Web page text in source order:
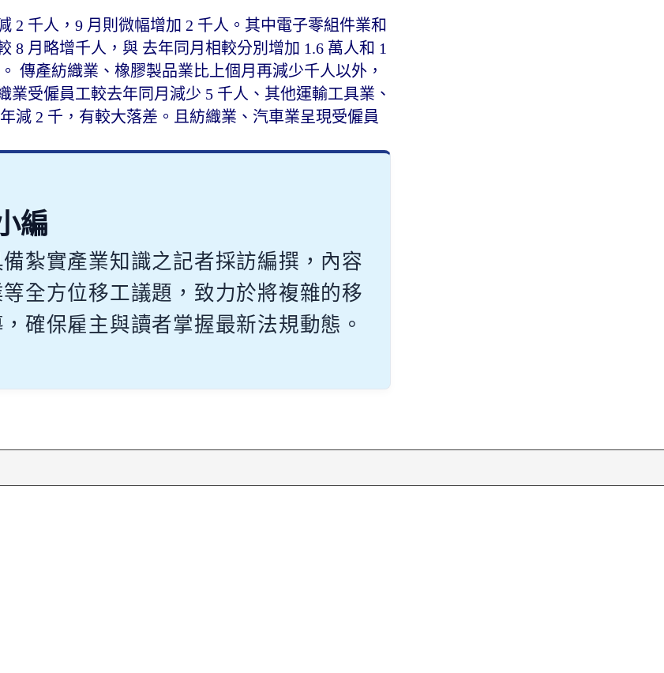
2 千人，9 月則微幅增加 2 千人。其中電子零組件業和
8 月略增千人，與 去年同月相較分別增加 1.6 萬人和 1
傳產紡織業、橡膠製品業比上個月再減少千人以外，
受僱員工較去年同月減少 5 千人、其他運輸工具業、
減 2 千，有較大落差。且紡織業、汽車業呈現受僱員
編
紮實產業知識之記者採訪編撰，內容
全方位移工議題，致力於將複雜的移
確保雇主與讀者掌握最新法規動態。